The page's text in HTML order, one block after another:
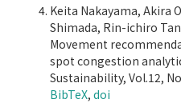
Keita Nakayama, Akira
Shimada, Rin-ichiro
Movement
spot congestion
Sustainability, Vol.12,
BibTeX, doi